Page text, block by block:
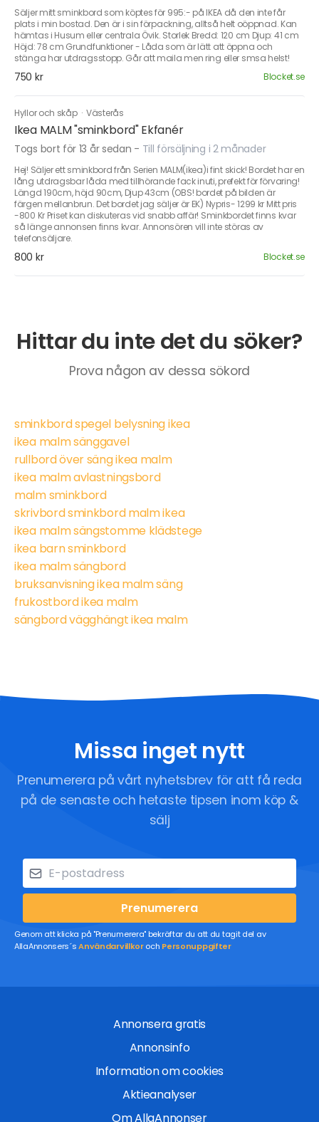
Säljer mitt sminkbord som köptes för 995:- på IKEA då den inte får
plats i min bostad. Den är i sin förpackning, alltså helt oöppnad. Kan
hämtas i Husum eller centrala Övik. Storlek Bredd: 120 cm Djup: 41 cm
Höjd: 78 cm Grundfunktioner - Låda som är lätt att öppna och
stänga har utdragsstopp. Går att maila men ring eller smsa helst!
750 kr Blocket.se
Hyllor och skåp ·Västerås
Ikea MALM "sminkbord" Ekfanér
Togs bort för 13 år sedan - Till försäljning i 2 månader
Hej! Säljer ett sminkbord från Serien MALM(ikea)i fint skick! Bordet har en
lång utdragsbar låda med tillhörande fack inuti, prefekt för förvaring!
Längd 190cm, höjd 90cm, Djup 43cm (OBS! bordet på bilden är
färgen mellanbrun. Det bordet jag säljer är EK) Nypris- 1299 kr Mitt pris
-800 Kr Priset kan diskuteras vid snabb affär! Sminkbordet finns kvar
så länge annonsen finns kvar. Annonsören vill inte störas av
telefonsäljare.
800 kr Blocket.se
Hittar du inte det du söker?
Prova någon av dessa sökord
sminkbord spegel belysning ikea
ikea malm sänggavel
rullbord över säng ikea malm
ikea malm avlastningsbord
malm sminkbord
skrivbord sminkbord malm ikea
ikea malm sängstomme klädstege
ikea barn sminkbord
ikea malm sängbord
bruksanvisning ikea malm säng
frukostbord ikea malm
sängbord vägghängt ikea malm
Missa inget nytt
Prenumerera på vårt nyhetsbrev för att få reda
på de senaste och hetaste tipsen inom köp &
sälj
Prenumerera
Genom att klicka på "Prenumerera" bekräftar du att du tagit del av
AllaAnnonsers´sAnvändarvillkoroch Personuppgifter
Annonsera gratis
Annonsinfo
Information om cookies
Aktieanalyser
Om AllaAnnonser